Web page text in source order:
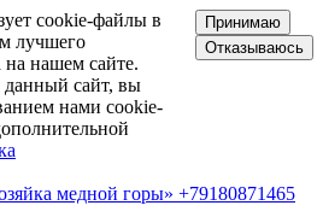
cookie-файлы в
лучшего
на нашем сайте.
данный сайт, вы
нами cookie-
Принимаю
Отказываюсь
+79180871465